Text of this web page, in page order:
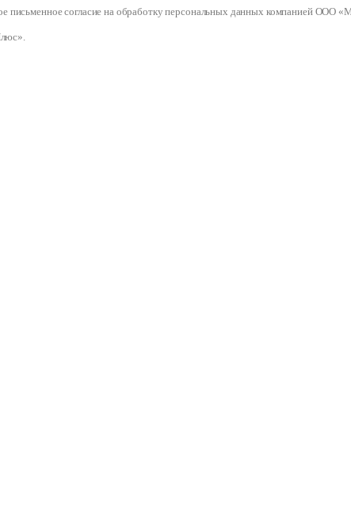
письменное согласие на обработку персональных данных компанией ООО